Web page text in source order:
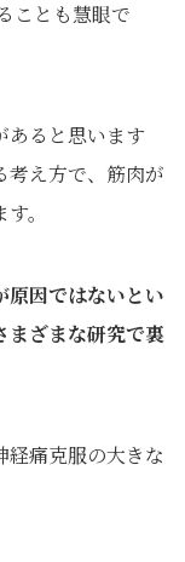
ことも慧眼で
あると思います
考え方で、筋肉が
。
原因ではないとい
まざまな研究で裏
経痛克服の大きな